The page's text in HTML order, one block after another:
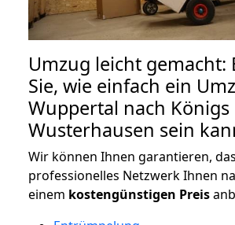
Umzug leicht gemacht:
Sie, wie einfach ein
Wuppertal nach Königs
Wusterhausen sein
Wir können Ihnen garantieren,
professionelles Netzwerk Ihnen
einem kostengünstigen Preis